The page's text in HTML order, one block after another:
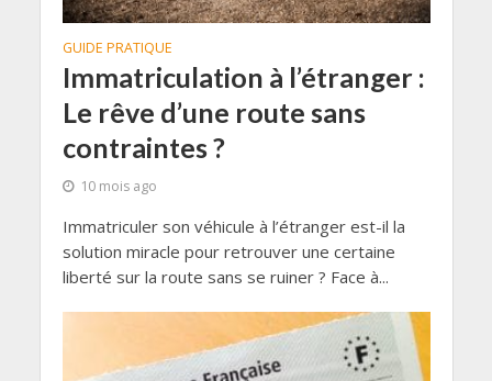
GUIDE PRATIQUE
Immatriculation à l’étranger :
Le rêve d’une route sans
contraintes ?
10 mois ago
Immatriculer son véhicule à l’étranger est-il la
solution miracle pour retrouver une certaine
liberté sur la route sans se ruiner ? Face à...